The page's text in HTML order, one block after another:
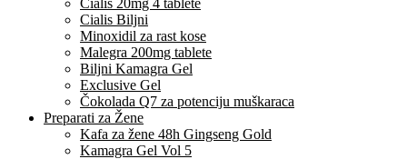
Cialis 20mg 4 tablete
Cialis Biljni
Minoxidil za rast kose
Malegra 200mg tablete
Biljni Kamagra Gel
Exclusive Gel
Čokolada Q7 za potenciju muškaraca
Preparati za Žene
Kafa za žene 48h Gingseng Gold
Kamagra Gel Vol 5